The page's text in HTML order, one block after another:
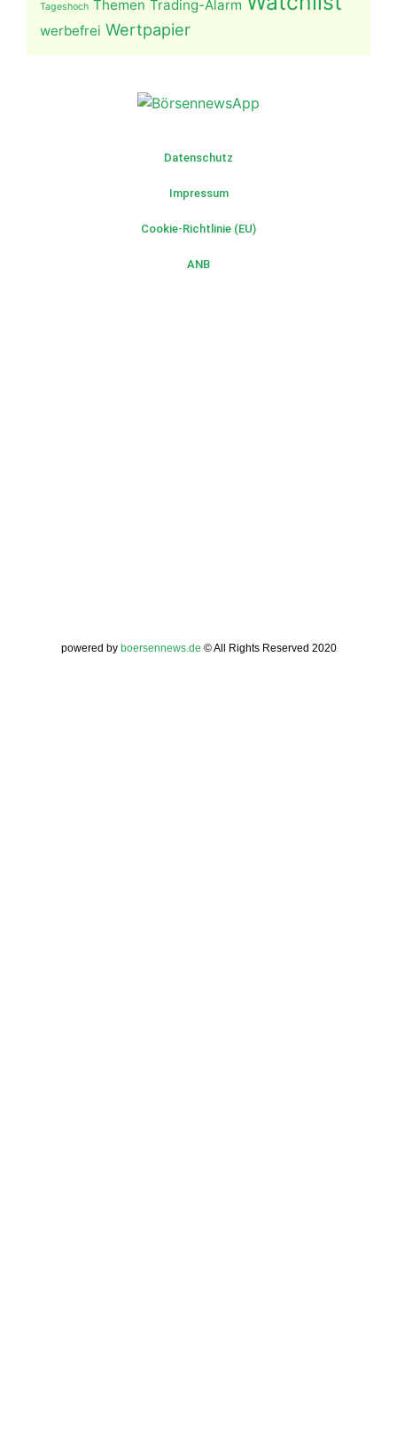
Tageshoch Themen Trading-Alarm
werbefrei Wertpapier
Datenschutz
Impressum
Cookie-Richtlinie (EU)
ANB
powered by boersennews.de © All Rights Reserved 2020